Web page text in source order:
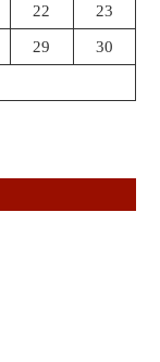
22 23
29 30